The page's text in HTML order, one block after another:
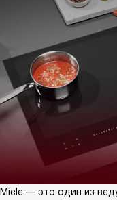
Miele — это один из